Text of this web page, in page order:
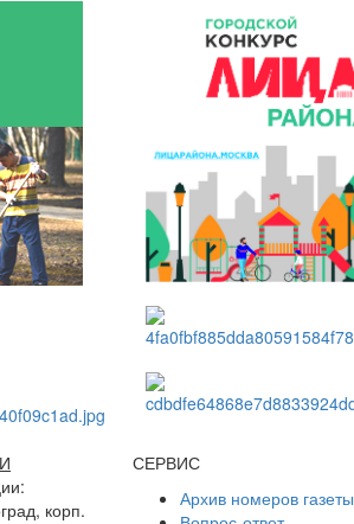
корп.
СЕРВИС
Архив номеров газеты